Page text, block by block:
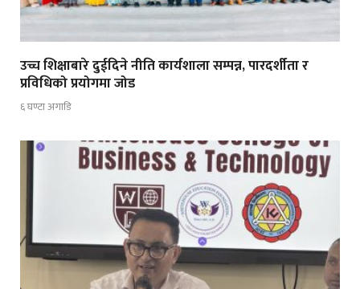
उच्च शिक्षाबारे दुईदिने नीति कार्यशाला सम्पन्न, पारदर्शीता र
प्रविधिको प्रयोगमा जोड
६ घण्टा अगाडि